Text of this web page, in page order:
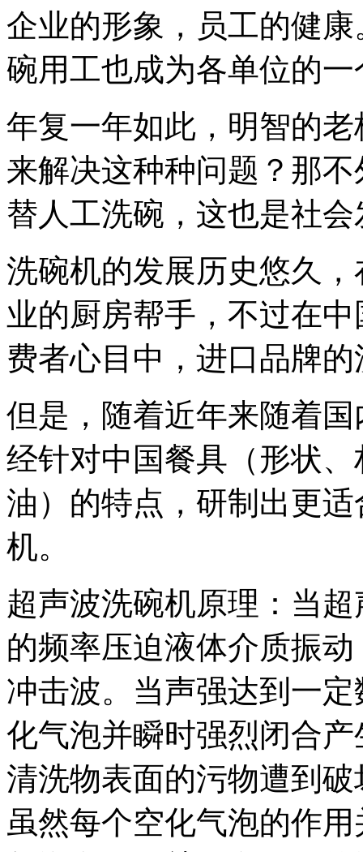
企业的形象，员工的健
碗用工也成为各单位的
年复一年如此，明智的
来解决这种种问题？那
替人工洗碗，这也是社
洗碗机的发展历史悠久
业的厨房帮手，不过在
费者心目中，进口品牌
但是，随着近年来随着
经针对中国餐具（形状
油）的特点，研制出更
机。
超声波洗碗机原理：当
的频率压迫液体介质振
冲击波。当声强达到一
化气泡并瞬时强烈闭合
清洗物表面的污物遭到
虽然每个空化气泡的作